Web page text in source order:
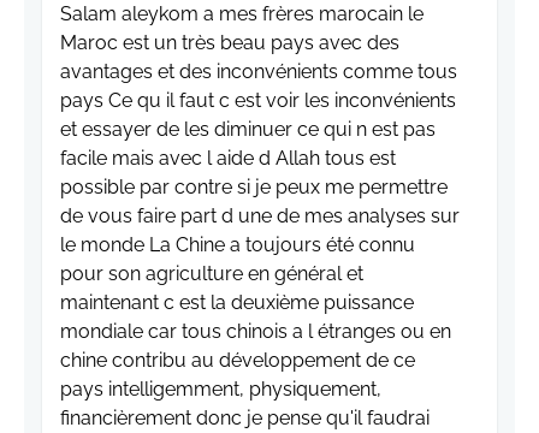
Salam aleykom a mes frères marocain le
Maroc est un très beau pays avec des
avantages et des inconvénients comme tous
pays Ce qu il faut c est voir les inconvénients
et essayer de les diminuer ce qui n est pas
facile mais avec l aide d Allah tous est
possible par contre si je peux me permettre
de vous faire part d une de mes analyses sur
le monde La Chine a toujours été connu
pour son agriculture en général et
maintenant c est la deuxième puissance
mondiale car tous chinois a l étranges ou en
chine contribu au développement de ce
pays intelligemment, physiquement,
financièrement donc je pense qu'il faudrai